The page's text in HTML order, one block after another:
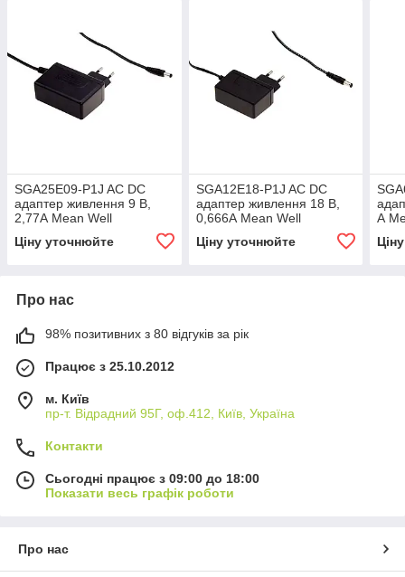
SGA25E09-P1J AC DC
адаптер живлення 9 В,
2,77А Mean Well
Ціну уточнюйте
SGA12E18-P1J AC DC
адаптер живлення 18 В,
0,666А Mean Well
Ціну уточнюйте
А
Про нас
98% позитивних з 80 відгуків за рік
Працює з 25.10.2012
м. Київ
пр-т. Відрадний 95Г, оф.412, Київ, Україна
Контакти
Сьогодні працює з 09:00 до 18:00
Показати весь графік роботи
Про нас